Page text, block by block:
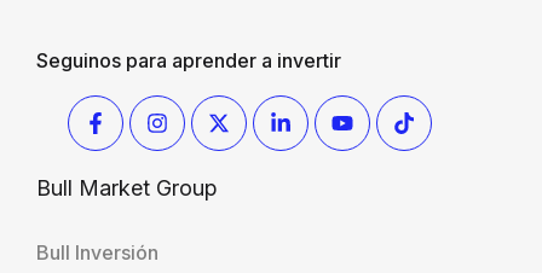
Seguinos para aprender a invertir
Bull Market Group
Bull Inversión